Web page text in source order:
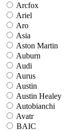
Arcfox
Ariel
Aro
Asia
Aston Martin
Auburn
Audi
Aurus
Austin
Austin Healey
Autobianchi
Avatr
BAIC